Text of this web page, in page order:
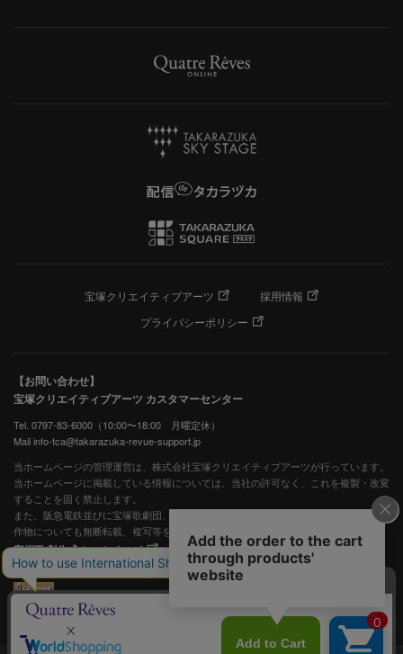
宝塚クリエイティブアーツ
採用情報
プライバシーポリシー
【お問い合わせ】
宝塚クリエイティブアーツ カスタマーセンター
Tel. 0797-83-6000（10:00〜18:00 月曜定休）
Mail info-tca@takarazuka-revue-support.jp
当ホームページの管理運営は、株式会社宝塚クリエイティブアーツが行っています。
当ホームページに掲載している情報については、当社の許可なく、これを複製・改変
することを固く禁止します。
また、阪急電鉄並びに宝塚歌劇団、宝塚クリエイティブアーツの出版物ほか写真等著
作物についても無断転載、複写等を禁じます。
宝塚歌劇公式ホームページ
JASRAC許諾番号：S0507081515
JASRAC許諾番号：9009941002Y45040